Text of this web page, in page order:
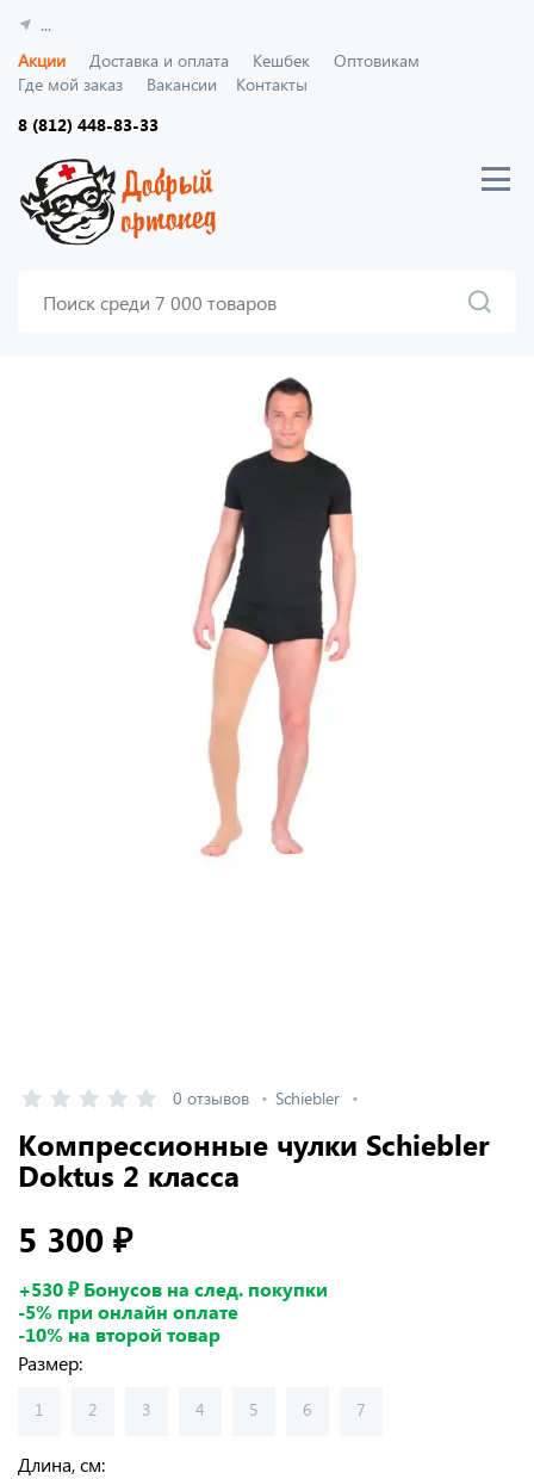
...
Акции
Доставка и оплата Кешбек
Оптовикам
Где мой заказ
Вакансии
Контакты
8 (812) 448-83-33
0 отзывов Schiebler
Компрессионные чулки Schiebler
Doktus 2 класса
5 300 ₽
+530 ₽ Бонусов на след. покупки
-5% при онлайн оплате
-10% на второй товар
Размер:
1 2 3 4 5 6 7
Длина, см: